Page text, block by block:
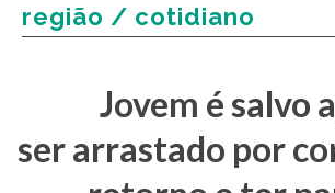
região / cotidiano
Jovem é salvo
ser arrastado por